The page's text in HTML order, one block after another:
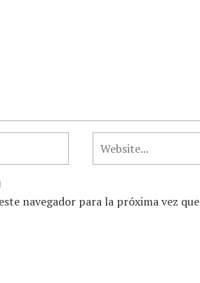
navegador para la próxima vez que